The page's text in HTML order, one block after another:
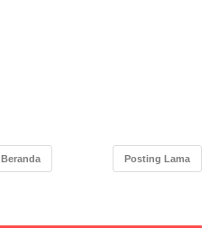
Posting Lama
Beranda